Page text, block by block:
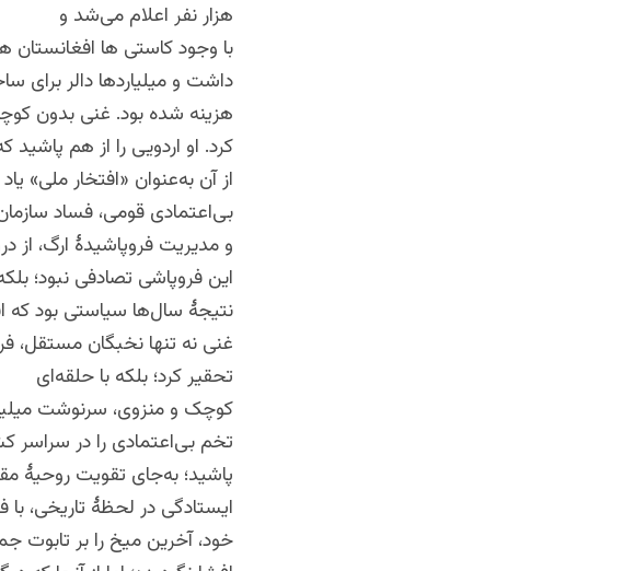
هزار نفر اعلام می‌شد و
با وجود کاستی ها افغانستان
داشت و میلیاردها دالر برای
هزینه شده بود. غنی بدون
کرد. او اردویی را از هم پاشید
از آن به‌عنوان «افتخار ملی»
بی‌اعتمادی قومی، فساد
و مدیریت فروپاشیدهٔ ارگ،
این فروپاشی تصادفی نبود؛
نتیجهٔ سال‌ها سیاستی بود که
غنی نه تنها نخبگان
تحقیر کرد؛ بلکه با حلقه‌ای
کوچک و منزوی، سرنوشت
تخم بی‌اعتمادی را در سراسر
پاشید؛ به‌جای تقویت روحیهٔ
ایستادگی در لحظهٔ تاریخی، با
خود، آخرین میخ را بر تابوت